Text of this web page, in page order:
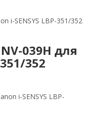
i-SENSYS LBP-351/352
039H для
352